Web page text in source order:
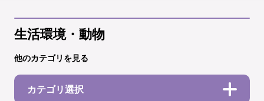
生活環境・動物
他のカテゴリを見る
カテゴリ選択